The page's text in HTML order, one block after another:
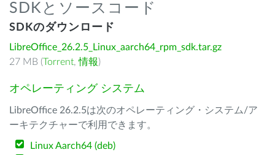
SDKとソースコード
SDKのダウンロード
LibreOffice_26.2.5_Linux_aarch64_rpm_sdk.tar.gz
27 MB (Torrent,情報)
オペレーティング システム
LibreOffice 26.2.5は次のオペレーティング・システム/ア
ーキテクチャーで利用できます。
Linux Aarch64 (deb)